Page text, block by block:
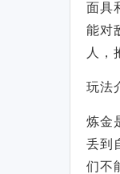
面具
能对
人，
玩法
炼金
丢到
们不